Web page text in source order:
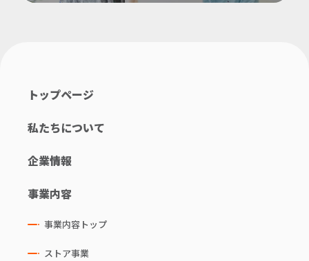
トップページ
私たちについて
企業情報
事業内容
事業内容トップ
ストア事業